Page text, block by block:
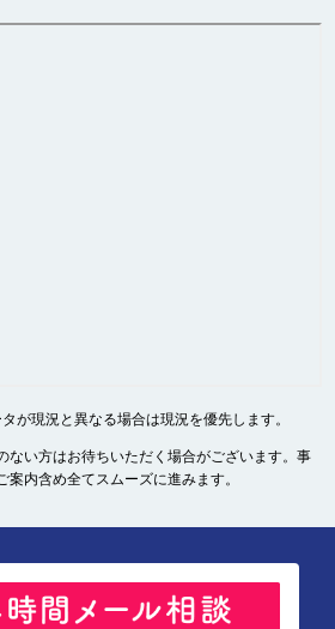
が現況と異なる場合は現況を優先します。
ない方はお待ちいただく場合がございます。事
案内含め全てスムーズに進みます。